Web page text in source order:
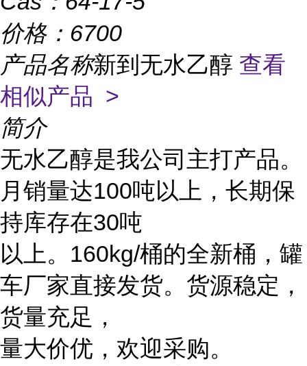
价格： 6700
产品名称新到无水乙醇 查看
相似产品 >
简介
无水乙醇是我公司主打产品。
月销量达100吨以上，长期保
持库存在30吨
以上。160kg/桶的全新桶，罐
车厂家直接发货。货源稳定，
货量充足，
量大价优，欢迎采购。